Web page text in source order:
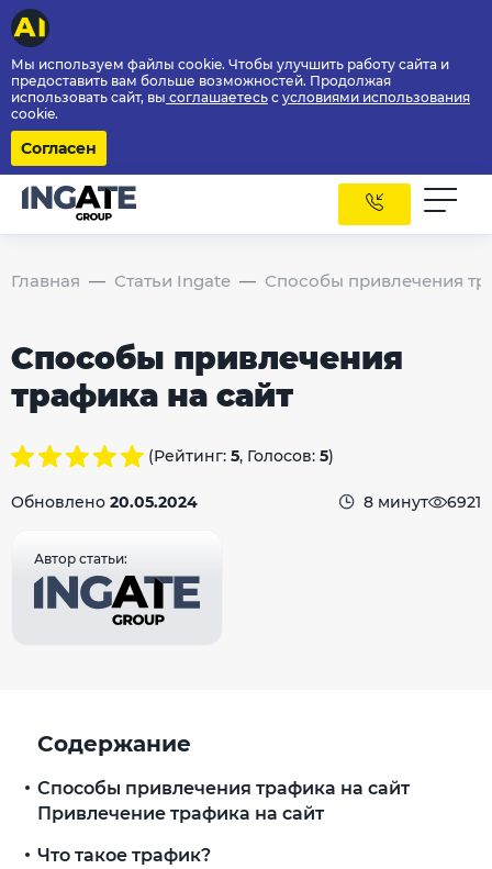
Мы используем файлы cookie. Чтобы улучшить работу сайта и
предоставить вам больше возможностей. Продолжая
использовать сайт, вы соглашаетесь с условиями использования
cookie.
Согласен
Главная Статьи Ingate Способы привлечения
Способы привлечения
трафика на сайт
(Рейтинг: 5, Голосов: 5)
Обновлено 20.05.2024 8 минут 6921
Автор статьи:
Содержание
Способы привлечения трафика на сайт
Привлечение трафика на сайт
Что такое трафик?